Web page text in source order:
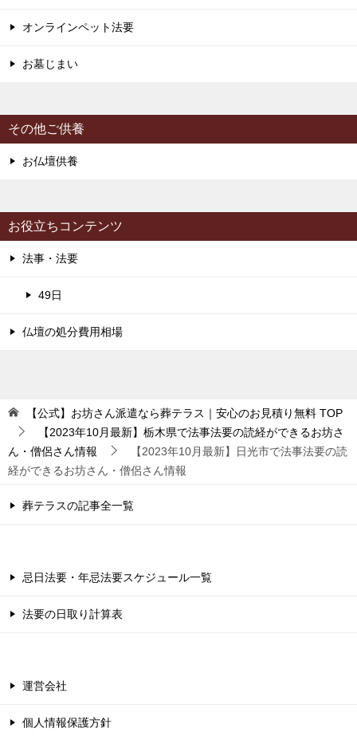
オンラインペット法要
お墓じまい
その他ご供養
お仏壇供養
お役立ちコンテンツ
法事・法要
49日
仏壇の処分費用相場
【公式】お坊さん派遣なら葬テラス｜安心のお見積り無料 TOP
【2023年10月最新】栃木県で法事法要の読経ができるお坊さ
ん・僧侶さん情報
【2023年10月最新】日光市で法事法要の読
経ができるお坊さん・僧侶さん情報
葬テラスの記事全一覧
忌日法要・年忌法要スケジュール一覧
法要の日取り計算表
運営会社
個人情報保護方針